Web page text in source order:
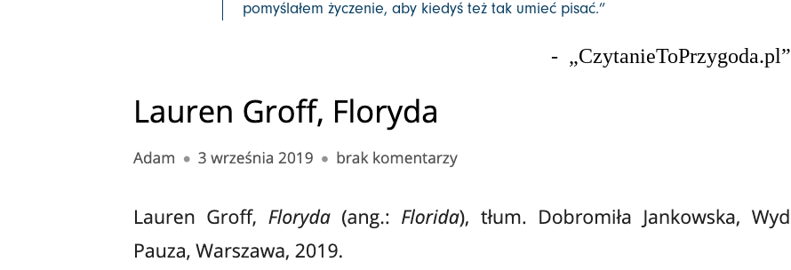
pomyślałem życzenie, aby kiedyś też tak umieć pisać.”
- „CzytanieToPrzygoda.pl”